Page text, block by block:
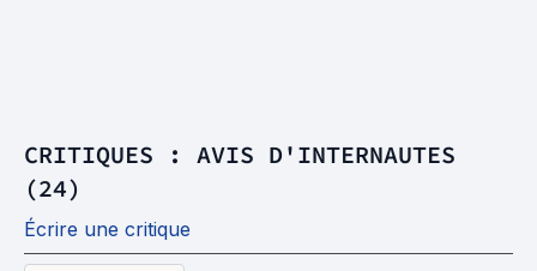
CRITIQUES : AVIS D'INTERNAUTES
(24)
Écrire une critique